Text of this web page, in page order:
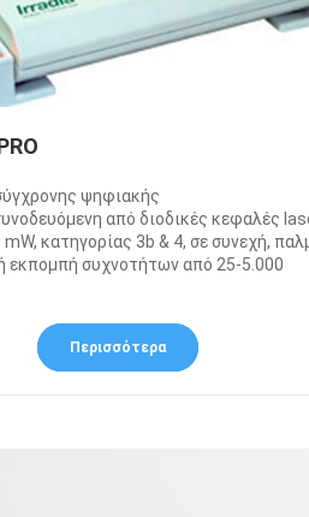
ψηφιακής
από διοδικές κεφαλές
κατηγορίας 3b & 4, σε συνεχή,
εκπομπή συχνοτήτων από 25-5.000
Περισσότερα